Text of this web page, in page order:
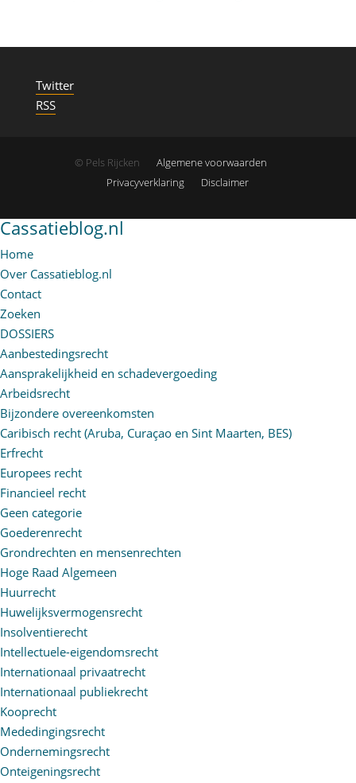
Twitter
RSS
© Pels Rijcken
Algemene voorwaarden
Privacyverklaring
Disclaimer
Cassatieblog.nl
Home
Over Cassatieblog.nl
Contact
Zoeken
DOSSIERS
Aanbestedingsrecht
Aansprakelijkheid en schadevergoeding
Arbeidsrecht
Bijzondere overeenkomsten
Caribisch recht (Aruba, Curaçao en Sint Maarten, BES)
Erfrecht
Europees recht
Financieel recht
Geen categorie
Goederenrecht
Grondrechten en mensenrechten
Hoge Raad Algemeen
Huurrecht
Huwelijksvermogensrecht
Insolventierecht
Intellectuele-eigendomsrecht
Internationaal privaatrecht
Internationaal publiekrecht
Kooprecht
Mededingingsrecht
Ondernemingsrecht
Onteigeningsrecht